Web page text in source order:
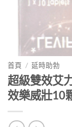
首頁 / 延時助勃
超級雙效艾
效樂威壯10